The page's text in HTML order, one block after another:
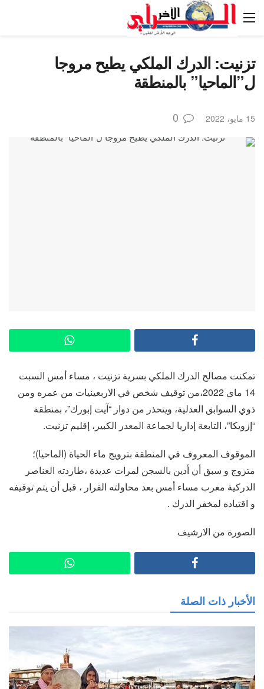
تزنيت: الدرك الملكي يطيح مروجا
ل”الماحيا” بالمنطقة
15 مايو، 2022 0
تمكنت مصالح الدرك الملكي بسرية تزنيت ، مساء أمس السبت
14 ماي 2022،من توقيف شخص في الاربعينيات من عمره ومن
ذوي السوابق العدلية، ويتحذر من دوار “آيت إبورك”، بمنطقة
“إزويكا”، التابعة إداريا لجماعة المعدر الكبير، إقليم تزنيت.
الموقوف المعروف في المنطقة بترويج ماء الحياة (الماحيا)؛
متزوج و سبق أن أدين بالسجن لمرات عديدة ،طاردته العناصر
الدركية مغرب مساء أمس بعد محاولته الفرار ، قبل أن يتم توقيفه
و اقتياده لمخفر الدرك .
الصورة من الارشيف
الأخبار ذات الصلة